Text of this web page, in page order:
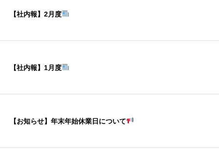
【社内報】2月度
【社内報】1月度
【お知らせ】年末年始休業日について